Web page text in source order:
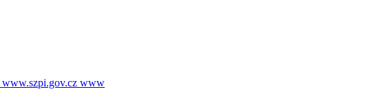
www.szpi.gov.cz www